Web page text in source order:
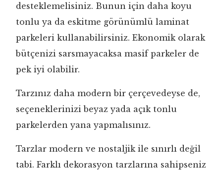
desteklemelisiniz. Bunun için daha koyu
tonlu ya da eskitme görünümlü laminat
parkeleri kullanabilirsiniz. Ekonomik olarak
bütçenizi sarsmayacaksa masif parkeler de
pek iyi olabilir.
Tarzınız daha modern bir çerçevedeyse de,
seçeneklerinizi beyaz yada açık tonlu
parkelerden yana yapmalısınız.
Tarzlar modern ve nostaljik ile sınırlı değil
tabi. Farklı dekorasyon tarzlarına sahipseniz